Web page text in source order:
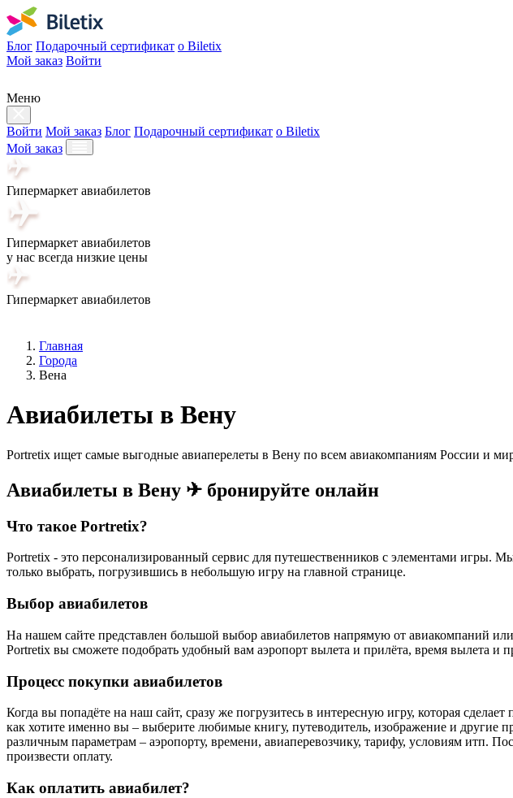
Блог Подарочный сертификат о Biletix
Мой заказ Войти
Меню
Войти Мой заказ Блог Подарочный сертификат о Biletix
Мой заказ
Гипермаркет авиабилетов
Гипермаркет авиабилетов
у нас всегда низкие цены
Гипермаркет авиабилетов
Главная
Города
Вена
Авиабилеты в Вену
Portretix ищет самые выгодные авиаперелеты в Вену по всем авиакомпаниям России и
Авиабилеты в Вену ✈ бронируйте онлайн
Что такое Portretix?
Portretix - это персонализированный сервис для путешественников с элементами игры.
только выбрать, погрузившись в небольшую игру на главной странице.
Выбор авиабилетов
На нашем сайте представлен большой выбор авиабилетов напрямую от авиакомпаний
Portretix вы сможете подобрать удобный вам аэропорт вылета и прилёта, время вылета и
Процесс покупки авиабилетов
Когда вы попадёте на наш сайт, сразу же погрузитесь в интересную игру, которая
как хотите именно вы – выберите любимые книгу, путеводитель, изображение и
различным параметрам – аэропорту, времени, авиаперевозчику, тарифу, условиям итп.
произвести оплату.
Как оплатить авиабилет?